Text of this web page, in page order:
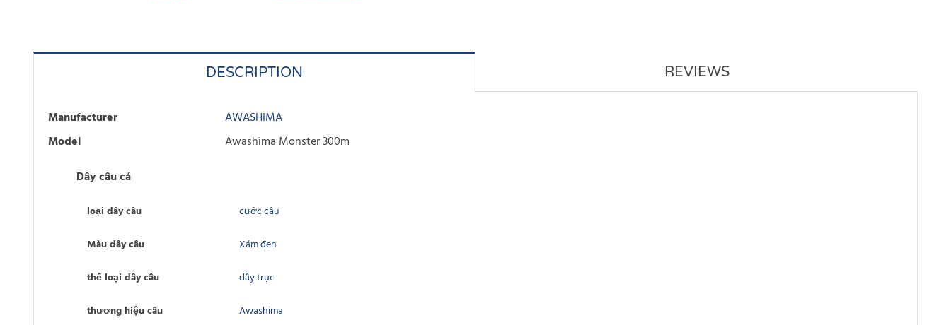
DESCRIPTION REVIEWS
Manufacturer
AWASHIMA
Model
Awashima Monster 300m
Dây câu cá
loại dây câu cước câu
Màu dây câu Xám đen
thể loại dây câu dây trục
thương hiệu câu Awashima